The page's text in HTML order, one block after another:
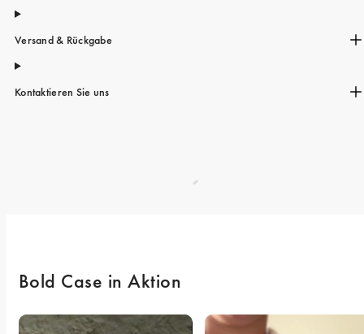
Versand & Rückgabe
Kontaktieren Sie uns
Bold Case in Aktion